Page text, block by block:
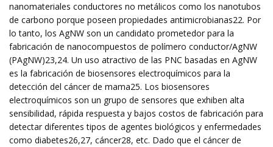
nanomateriales conductores no metálicos como los nanotubos
de carbono porque poseen propiedades antimicrobianas22. Por
lo tanto, los AgNW son un candidato prometedor para la
fabricación de nanocompuestos de polímero conductor/AgNW
(PAgNW)23,24. Un uso atractivo de las PNC basadas en AgNW
es la fabricación de biosensores electroquímicos para la
detección del cáncer de mama25. Los biosensores
electroquímicos son un grupo de sensores que exhiben alta
sensibilidad, rápida respuesta y bajos costos de fabricación para
detectar diferentes tipos de agentes biológicos y enfermedades
como diabetes26,27, cáncer28, etc. Dado que el cáncer de